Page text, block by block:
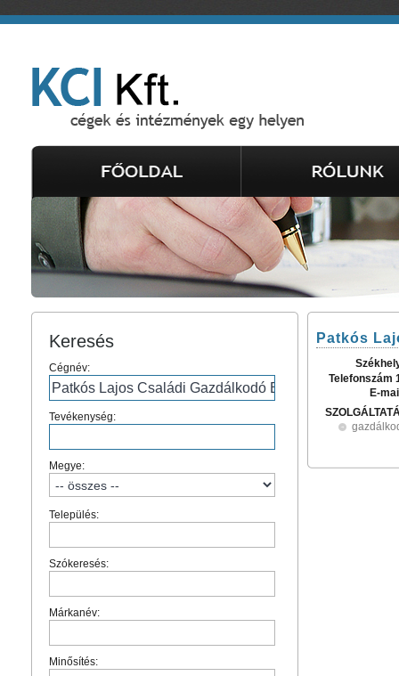
Keresés
Cégnév:
Tevékenység:
Megye:
Település:
Szókeresés:
Márkanév:
Minősítés:
Patkós
Telefonszám
E-